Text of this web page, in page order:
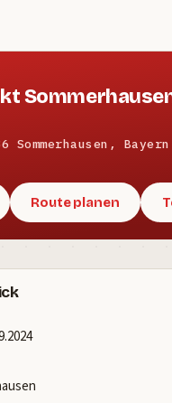
Sommerhausen, Bayern
Route planen